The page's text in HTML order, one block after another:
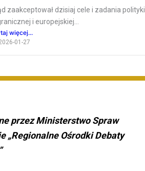
zaakceptował dzisiaj cele i zadania polityki
i europejskiej...
więcej...
01-27
przez Ministerstwo Spraw
„Regionalne Ośrodki Debaty